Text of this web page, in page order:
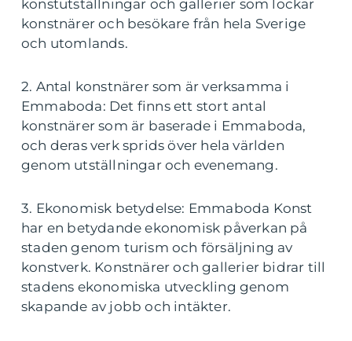
konstutställningar och gallerier som lockar
konstnärer och besökare från hela Sverige
och utomlands.
2. Antal konstnärer som är verksamma i
Emmaboda: Det finns ett stort antal
konstnärer som är baserade i Emmaboda,
och deras verk sprids över hela världen
genom utställningar och evenemang.
3. Ekonomisk betydelse: Emmaboda Konst
har en betydande ekonomisk påverkan på
staden genom turism och försäljning av
konstverk. Konstnärer och gallerier bidrar till
stadens ekonomiska utveckling genom
skapande av jobb och intäkter.